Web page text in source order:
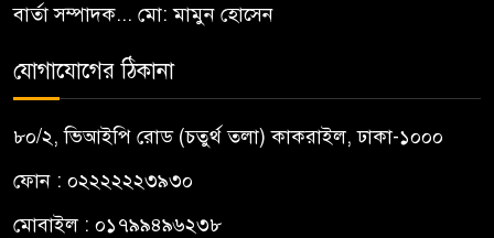
বার্তা সম্পাদক... মো: মামুন হোসেন
যোগাযোগের ঠিকানা
৮০/২, ভিআইপি রোড (চতুর্থ তলা) কাকরাইল, ঢাকা-১০০০
ফোন : ০২২২২২২৩৯৩০
মোবাইল : ০১৭৯৯৪৯৬২৩৮